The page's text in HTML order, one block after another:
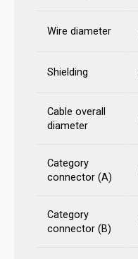
Wire diameter
Shielding
Cable overall
diameter
Category
connector (A)
Category
connector (B)